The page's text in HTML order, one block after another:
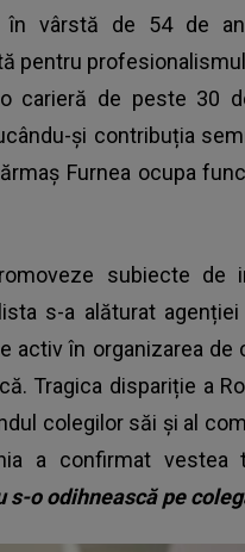
în vârstă de 54 de
pentru
carieră de peste 30
și contribuția
Furnea ocupa
subiecte de
s-a alăturat
activ în organizarea
Tragica dispariție a
colegilor săi și al
a confirmat
s-o odihnească pe